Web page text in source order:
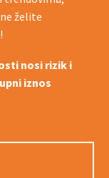
želite
nosi rizik i
iznos